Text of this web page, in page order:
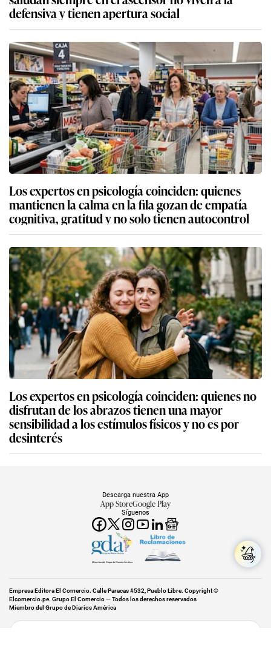
defensiva y tienen apertura social
Los expertos en psicología coinciden: quienes
mantienen la calma en la fila gozan de empatía
cognitiva, gratitud y no solo tienen autocontrol
Los expertos en psicología coinciden: quienes no
disfrutan de los abrazos tienen una mayor
sensibilidad a los estímulos físicos y no es por
desinterés
Síguenos
Descarga nuestra App
App StoreGoogle Play
Miembro del Grupo de Diarios América
Empresa Editora El Comercio. Calle Paracas #532, Pueblo Libre. Copyright ©
Elcomercio.pe. Grupo El Comercio — Todos los derechos reservados
Miembro del Grupo de Diarios América